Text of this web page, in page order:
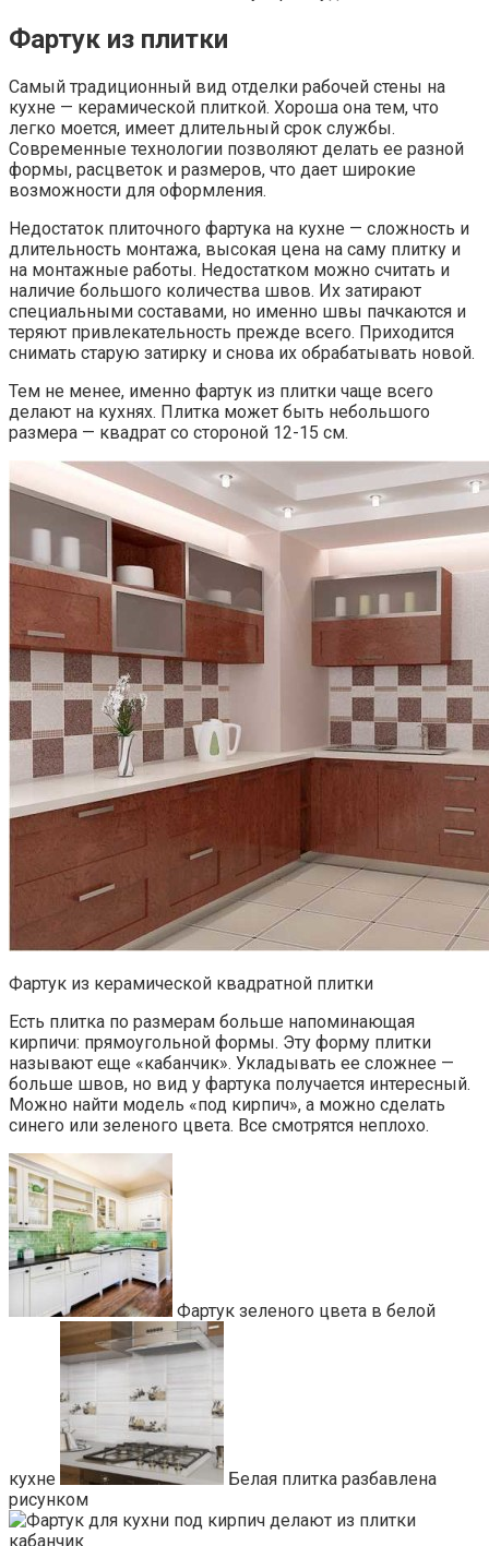
Фартук из плитки
Самый традиционный вид отделки рабочей стены на
кухне — керамической плиткой. Хороша она тем, что
легко моется, имеет длительный срок службы.
Современные технологии позволяют делать ее разной
формы, расцветок и размеров, что дает широкие
возможности для оформления.
Недостаток плиточного фартука на кухне — сложность и
длительность монтажа, высокая цена на саму плитку и
на монтажные работы. Недостатком можно считать и
наличие большого количества швов. Их затирают
специальными составами, но именно швы пачкаются и
теряют привлекательность прежде всего. Приходится
снимать старую затирку и снова их обрабатывать новой.
Тем не менее, именно фартук из плитки чаще всего
делают на кухнях. Плитка может быть небольшого
размера — квадрат со стороной 12-15 см.
Фартук из керамической квадратной плитки
Есть плитка по размерам больше напоминающая
кирпичи: прямоугольной формы. Эту форму плитки
называют еще «кабанчик». Укладывать ее сложнее —
больше швов, но вид у фартука получается интересный.
Можно найти модель «под кирпич», а можно сделать
синего или зеленого цвета. Все смотрятся неплохо.
Фартук зеленого цвета в белой
кухне
Белая плитка разбавлена
рисунком